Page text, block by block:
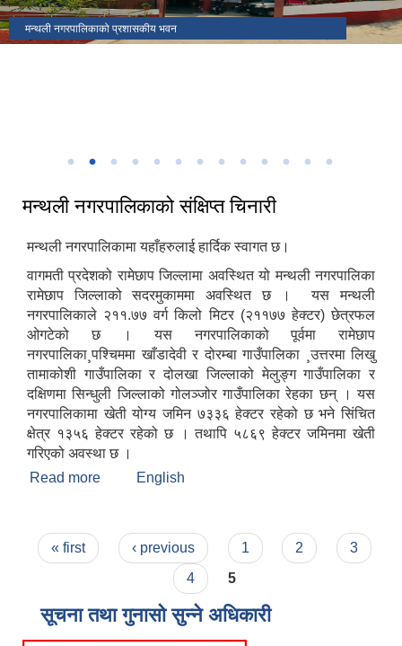
निकृष्ट बालश्रममुक्त, बालविवाहमुक्त, अनिवार्य तथा निःशुल्क शिक्षा सुनिश्चितता र
मन्थली नगरपालिकाको प्रशासकीय भवन
मन्थली नगरपालिका वडा नं २ मा अवस्थित निलकण्ठेश्वर मन्दिर
ढिकुरीदेवी मन्दिर भटौली
थानापती महादेव मन्दिर मनपा ५ सुनारपानी
थानापती महादेव मन्दिर पुरानागाँउ मनपा ९
मन्थली नगरपालिका वडा नं ८ मा अवस्थित चिसापानीगढी
मकैको खेती पुस्तकका लेखक(साहित्यिक सहिद) सुब्बा कृष्णलाल अधिकारीको
जन्मस्थान
हर्रेचिण्डे फुलासी
नगरपालिका कार्यालयबाट तामाकोशी नदी
मन्थली नगरपालिकाको संक्षिप्त चिनारी
मन्थली नगरपालिकामा यहाँहरुलाई हार्दिक स्वागत छ।
वागमती प्रदेशको रामेछाप जिल्लामा अवस्थित यो मन्थली नगरपालिका
रामेछाप जिल्लाको सदरमुकाममा अवस्थित छ । यस मन्थली
नगरपालिकाले २११.७७ वर्ग किलो मिटर (२११७७ हेक्टर) छेत्रफल
ओगटेको छ । यस नगरपालिकाको पूर्वमा रामेछाप
नगरपालिका¸पश्चिममा खाँडादेवी र दोरम्बा गाउँपालिका ¸उत्तरमा लिखु
तामाकोशी गाउँपालिका र दोलखा जिल्लाको मेलुङ्ग गाउँपालिका र
दक्षिणमा सिन्धुली जिल्लाको गोलञ्जोर गाउँपालिका रेहका छन् । यस
नगरपालिकामा खेती योग्य जमिन ७३३६ हेक्टर रहेको छ भने सिंचित
क्षेत्र १३५६ हेक्टर रहेको छ । तथापि ५८६९ हेक्टर जमिनमा खेती
गरिएको अवस्था छ ।
Read more about मन्थली नगरपालिकाको संक्षिप्त चिनारी
English
Pages
« first ‹ previous 1 2
3
4
5
सूचना तथा गुनासो सुन्ने अधिकारी